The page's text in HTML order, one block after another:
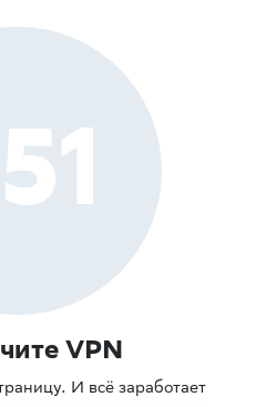
VPN
И всё заработает